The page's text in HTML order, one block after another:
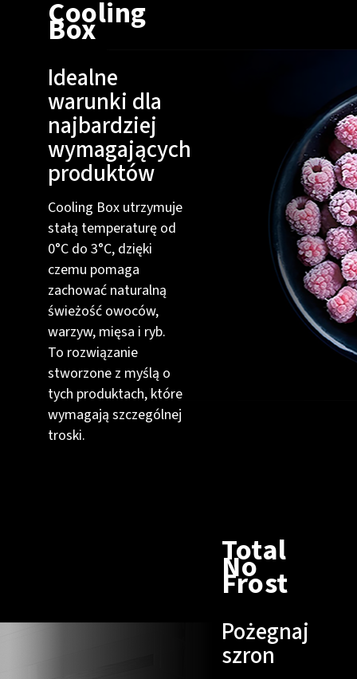
Cooling
Box
Idealne
warunki dla
najbardziej
wymagających
produktów
Cooling Box utrzymuje
stałą temperaturę od
0°C do 3°C, dzięki
czemu pomaga
zachować naturalną
świeżość owoców,
warzyw, mięsa i ryb.
To rozwiązanie
stworzone z myślą o
tych produktach, które
wymagają szczególnej
troski.
Total
No
Frost
Pożegnaj
szron